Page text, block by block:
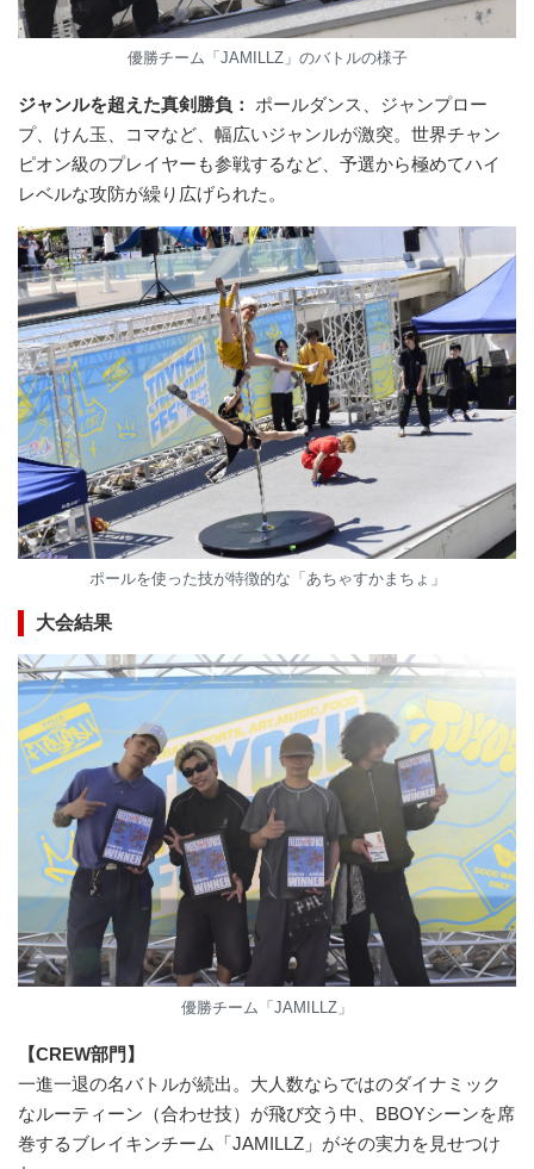
優勝チーム「JAMILLZ」のバトルの様子
ジャンルを超えた真剣勝負： ポールダンス、ジャンプロー
プ、けん玉、コマなど、幅広いジャンルが激突。世界チャン
ピオン級のプレイヤーも参戦するなど、予選から極めてハイ
レベルな攻防が繰り広げられた。
ポールを使った技が特徴的な「あちゃすかまちょ」
大会結果
優勝チーム「JAMILLZ」
【CREW部門】
一進一退の名バトルが続出。大人数ならではのダイナミック
なルーティーン（合わせ技）が飛び交う中、BBOYシーンを席
巻するブレイキンチーム「JAMILLZ」がその実力を見せつけ